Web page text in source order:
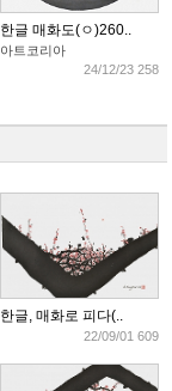
한글 매화도(ㅇ)260..
아트코리아
24/12/23 258
한글, 매화로 피다(..
22/09/01 609